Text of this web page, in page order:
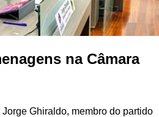
na Câmara
Ghiraldo, membro do partido